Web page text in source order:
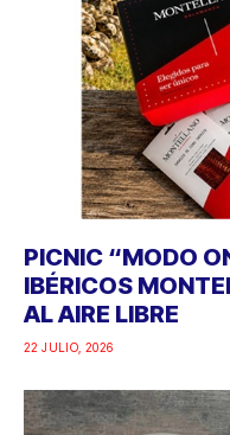
PICNIC “MODO
IBÉRICOS
AL AIRE LIBRE
22 JULIO, 2026